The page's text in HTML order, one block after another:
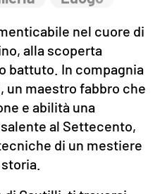
nel cuore di
alla scoperta
battuto. In compagnia
un maestro fabbro che
e abilità una
al Settecento,
di un mestiere